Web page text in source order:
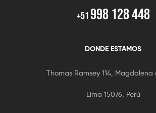
+51 998 128 448
DONDE ESTAMOS
Thomas Ramsey 114, Magdalena
Lima 15076, Perú